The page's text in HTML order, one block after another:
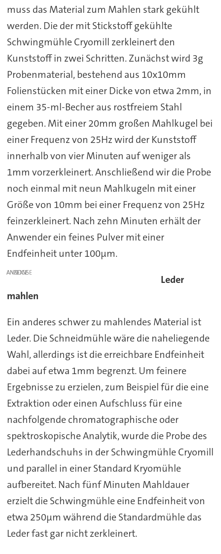
muss das Material zum Mahlen stark gekühlt
werden. Die der mit Stickstoff gekühlte
Schwingmühle Cryomill zerkleinert den
Kunststoff in zwei Schritten. Zunächst wird 3g
Probenmaterial, bestehend aus 10x10mm
Folienstücken mit einer Dicke von etwa 2mm, in
einem 35-ml-Becher aus rostfreiem Stahl
gegeben. Mit einer 20mm großen Mahlkugel bei
einer Frequenz von 25Hz wird der Kunststoff
innerhalb von vier Minuten auf weniger als
1mm vorzerkleinert. Anschließend wir die Probe
noch einmal mit neun Mahlkugeln mit einer
Größe von 10mm bei einer Frequenz von 25Hz
feinzerkleinert. Nach zehn Minuten erhält der
Anwender ein feines Pulver mit einer
Endfeinheit unter 100µm.
ANZEIGE
Leder
mahlen
Ein anderes schwer zu mahlendes Material ist
Leder. Die Schneidmühle wäre die naheliegende
Wahl, allerdings ist die erreichbare Endfeinheit
dabei auf etwa 1mm begrenzt. Um feinere
Ergebnisse zu erzielen, zum Beispiel für die eine
Extraktion oder einen Aufschluss für eine
nachfolgende chromatographische oder
spektroskopische Analytik, wurde die Probe des
Lederhandschuhs in der Schwingmühle Cryomill
und parallel in einer Standard Kryomühle
aufbereitet. Nach fünf Minuten Mahldauer
erzielt die Schwingmühle eine Endfeinheit von
etwa 250µm während die Standardmühle das
Leder fast gar nicht zerkleinert.